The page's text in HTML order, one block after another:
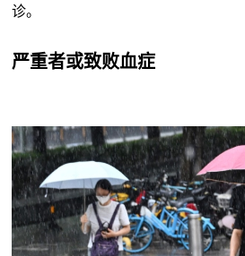
诊。
严重者或致败血症